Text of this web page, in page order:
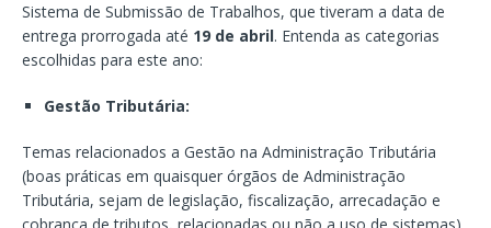
Sistema de Submissão de Trabalhos, que tiveram a data de
entrega prorrogada até 19 de abril. Entenda as categorias
escolhidas para este ano:
Gestão Tributária:
Temas relacionados a Gestão na Administração Tributária
(boas práticas em quaisquer órgãos de Administração
Tributária, sejam de legislação, fiscalização, arrecadação e